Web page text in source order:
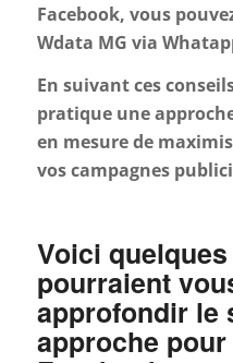
Facebook, vous
Wdata MG via
En suivant ces
pratique une
en mesure de
vos campagnes
Voici
pourraient
approfondir le
approche